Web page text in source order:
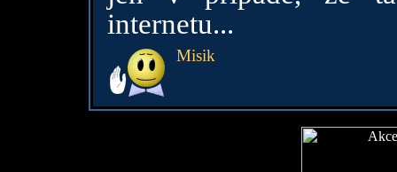
internetu...
Misik